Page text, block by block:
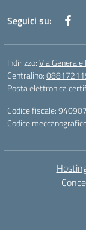
Seguici su:
Indirizzo:Via
Centralino:
Posta elettronica
Codice fiscale:
Codice